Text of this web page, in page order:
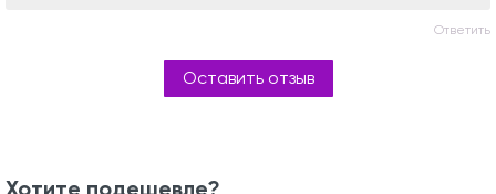
Ответить
Оставить отзыв
Хотите подешевле?